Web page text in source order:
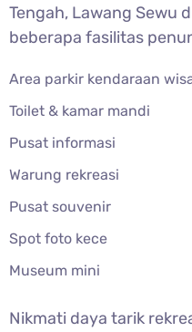
Tengah, Lawang Sewu
beberapa fasilitas
Area parkir kendaraan
Toilet & kamar mandi
Pusat informasi
Warung rekreasi
Pusat souvenir
Spot foto kece
Museum mini
Nikmati daya tarik